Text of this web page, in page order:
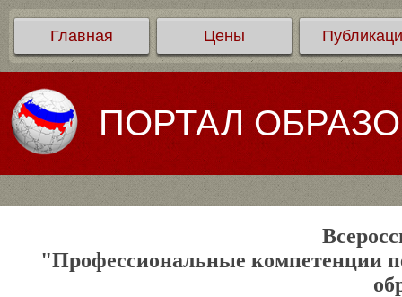
Главная Цены
ПОРТАЛ
"Профессиональные компетенции